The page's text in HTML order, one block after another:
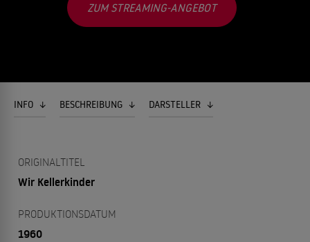
ZUM STREAMING-ANGEBOT
INFO BESCHREIBUNG DARSTELLER
ORIGINALTITEL
Wir Kellerkinder
PRODUKTIONSDATUM
1960